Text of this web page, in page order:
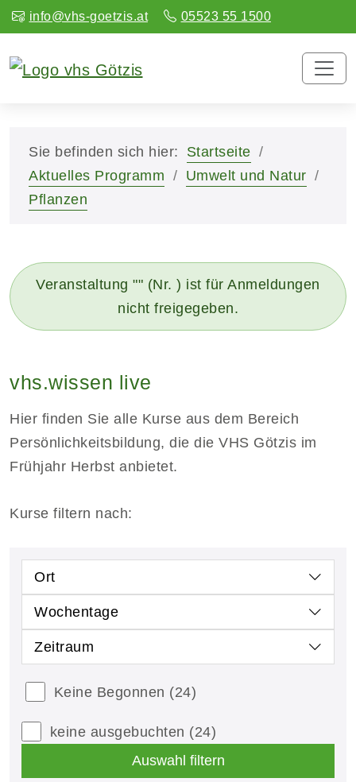
info@vhs-goetzis.at 05523 55 1500
Sie befinden sich hier:
Startseite
Aktuelles Programm
Umwelt und Natur
Pflanzen
Veranstaltung "" (Nr. ) ist für Anmeldungen
nicht freigegeben.
vhs.wissen live
Hier finden Sie alle Kurse aus dem Bereich
Persönlichkeitsbildung, die die VHS Götzis im
Frühjahr Herbst anbietet.
Kurse filtern nach:
Ort
Wochentage
Zeitraum
Keine Begonnen (24)
keine ausgebuchten (24)
Auswahl filtern